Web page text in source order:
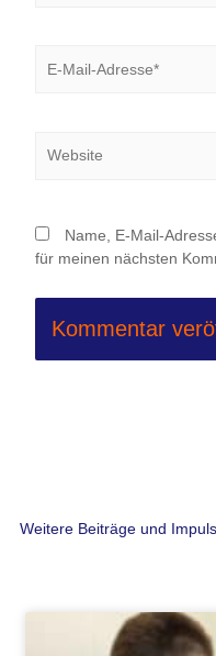
Mail-
Name, E-Mail-
für meinen nächsten
Weitere Beiträge und
SeiteSeite
Seite Seite
Seite Seite